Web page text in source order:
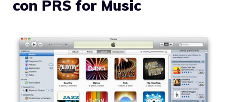
con PRS for Music